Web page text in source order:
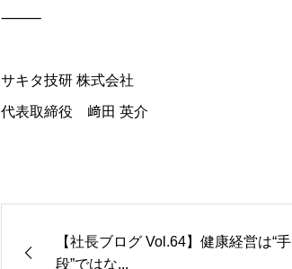
⸻
サキタ技研 株式会社
代表取締役 﨑田 英介
【社長ブログ Vol.64】健康経営は“手
段”ではな...